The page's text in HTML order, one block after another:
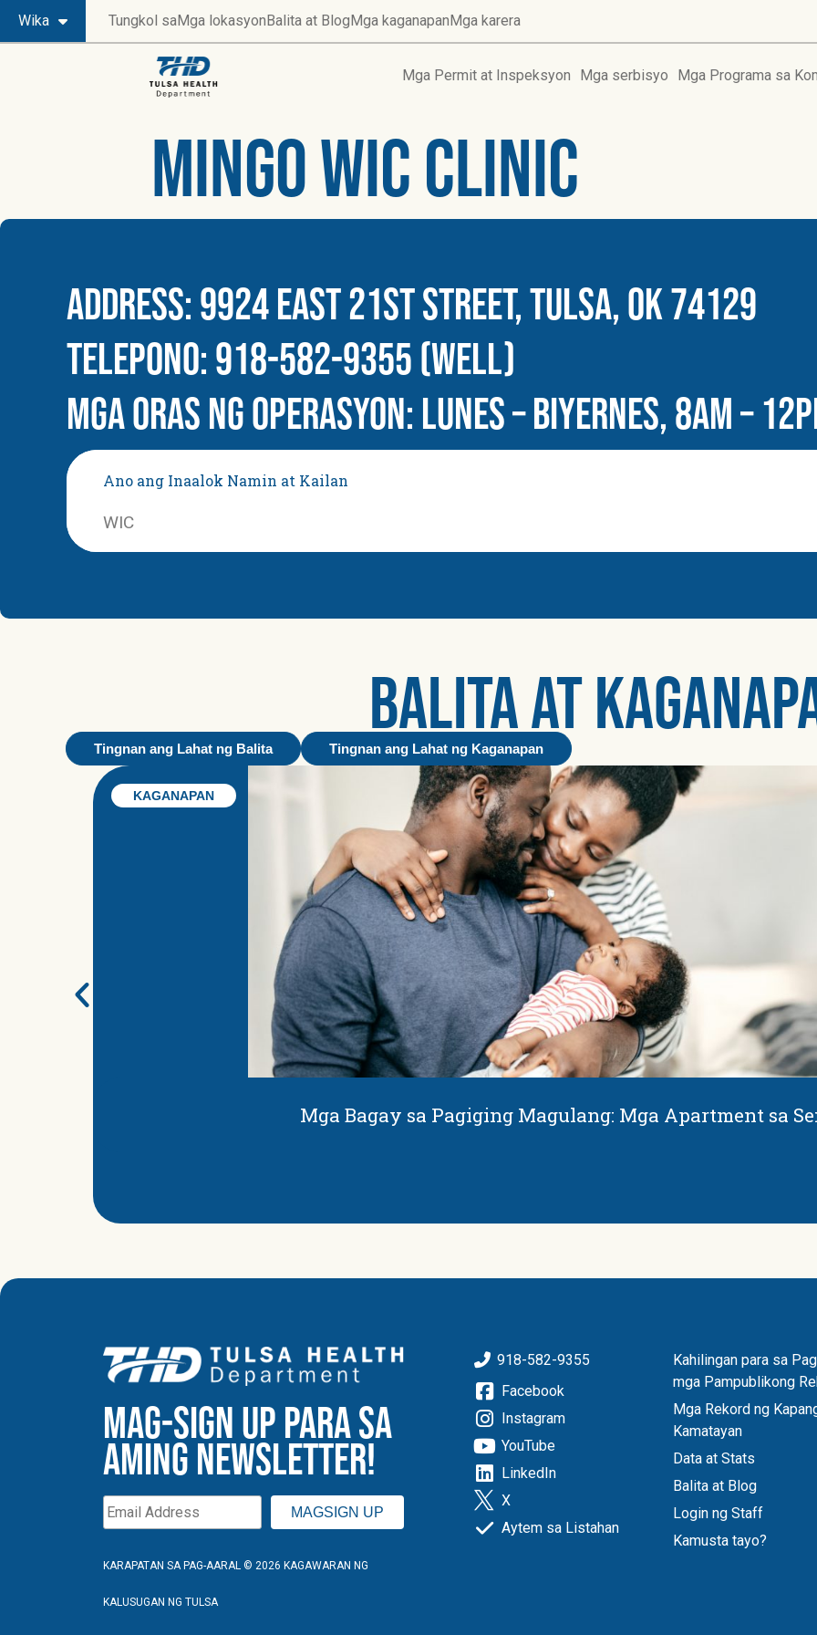
Wika Tungkol saMga lokasyonBalita at BlogMga kaganapanMga karera
Mga Permit at Inspeksyon Mga serbisyo Mga Programa sa
Mingo WIC Clinic
ADDRESS: 9924 EAST 21ST STREET, TULSA, OK 74129
TELEPONO: 918-582-9355 (WELL)
MGA ORAS NG OPERASYON: LUNES – BIYERNES, 8AM –
Ano ang Inaalok Namin at Kailan
WIC
BALITA AT
Tingnan ang Lahat ng Balita Tingnan ang Lahat ng Kaganapan
KAGANAPAN
Mga Bagay sa Pagiging Magulang: Mga Apartment sa
MAG-SIGN UP PARA SA
AMING NEWSLETTER!
KARAPATAN SA PAG-AARAL © 2026 KAGAWARAN NG
KALUSUGAN NG TULSA
918-582-9355
Facebook
Instagram
YouTube
LinkedIn
X
Aytem sa Listahan
Kahilingan para sa
mga Pampublikong
Mga Rekord ng
Kamatayan
Data at Stats
Balita at Blog
Login ng Staff
Kamusta tayo?